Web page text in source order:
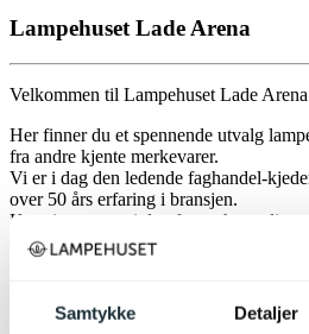
Samtykke Detaljer
Lampehuset Lade Arena
Velkommen til Lampehuset Lade
Her finner du et spennende utvalg
fra andre kjente merkevarer.
Vi er i dag den ledende faghandel-
over 50 års erfaring i bransjen.
Kom innom oss i dag for en hyggelig
Lampehuset Lade Arena